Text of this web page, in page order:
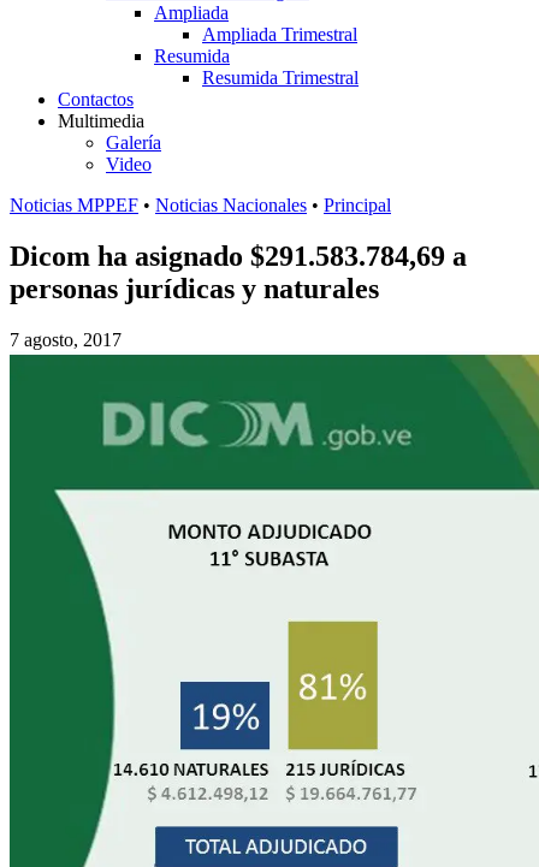
Ampliada
Ampliada Trimestral
Resumida
Resumida Trimestral
Contactos
Multimedia
Galería
Video
Noticias MPPEF • Noticias Nacionales • Principal
Dicom ha asignado $291.583.784,69 a
personas jurídicas y naturales
7 agosto, 2017